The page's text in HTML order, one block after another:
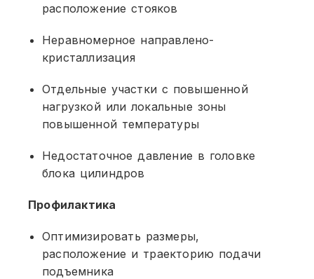
расположение стояков
Неравномерное направлено-
кристаллизация
Отдельные участки с повышенной
нагрузкой или локальные зоны
повышенной температуры
Недостаточное давление в головке
блока цилиндров
Профилактика
Оптимизировать размеры,
расположение и траекторию подачи
подъемника